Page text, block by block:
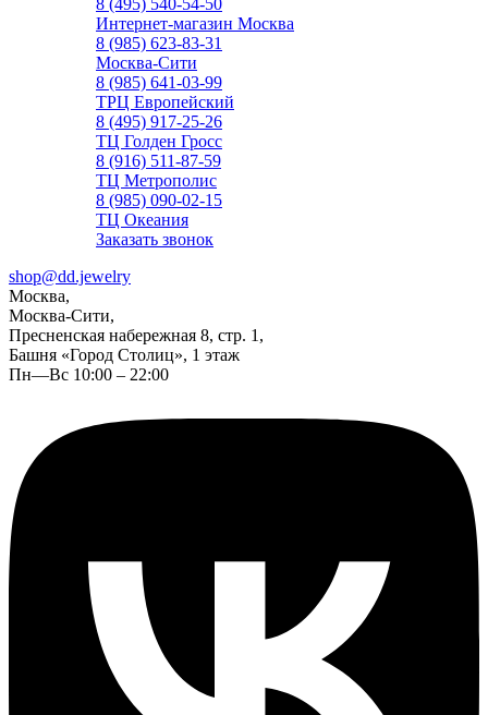
8 (495) 540-54-50
Интернет-магазин Москва
8 (985) 623-83-31
Москва-Сити
8 (985) 641-03-99
ТРЦ Европейский
8 (495) 917-25-26
ТЦ Голден Гросс
8 (916) 511-87-59
ТЦ Метрополис
8 (985) 090-02-15
ТЦ Океания
Заказать звонок
shop@dd.jewelry
Москва,
Москва-Сити,
Пресненская набережная 8, стр. 1,
Башня «Город Столиц», 1 этаж
Пн—Вс 10:00 – 22:00